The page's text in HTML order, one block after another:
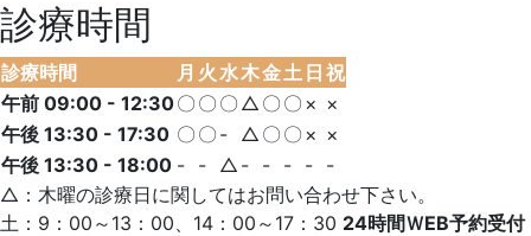
診療時間
診療時間 月 火水木金土 日 祝
午前 09:00 - 12:30〇 〇 〇 △ 〇 〇 × ×
午後 13:30 - 17:30 〇 〇 - △ 〇 〇 × ×
午後 13:30 - 18:00 - - △ - - - - -
△：木曜の診療日に関してはお問い合わせ下さい。
土：9：00～13：00、14：00～17：30 24時間ＷEB予約受付